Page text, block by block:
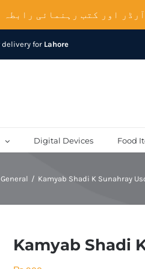
delivery for Lahore
Digital Devices Food
General Kamyab Shadi K Sunahray
Kamyab Shadi